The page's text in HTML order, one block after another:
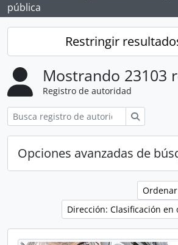
pública
Restringir
Mostrando 23103
Registro de autoridad
Opciones avanzadas de
Dirección: Clasificación